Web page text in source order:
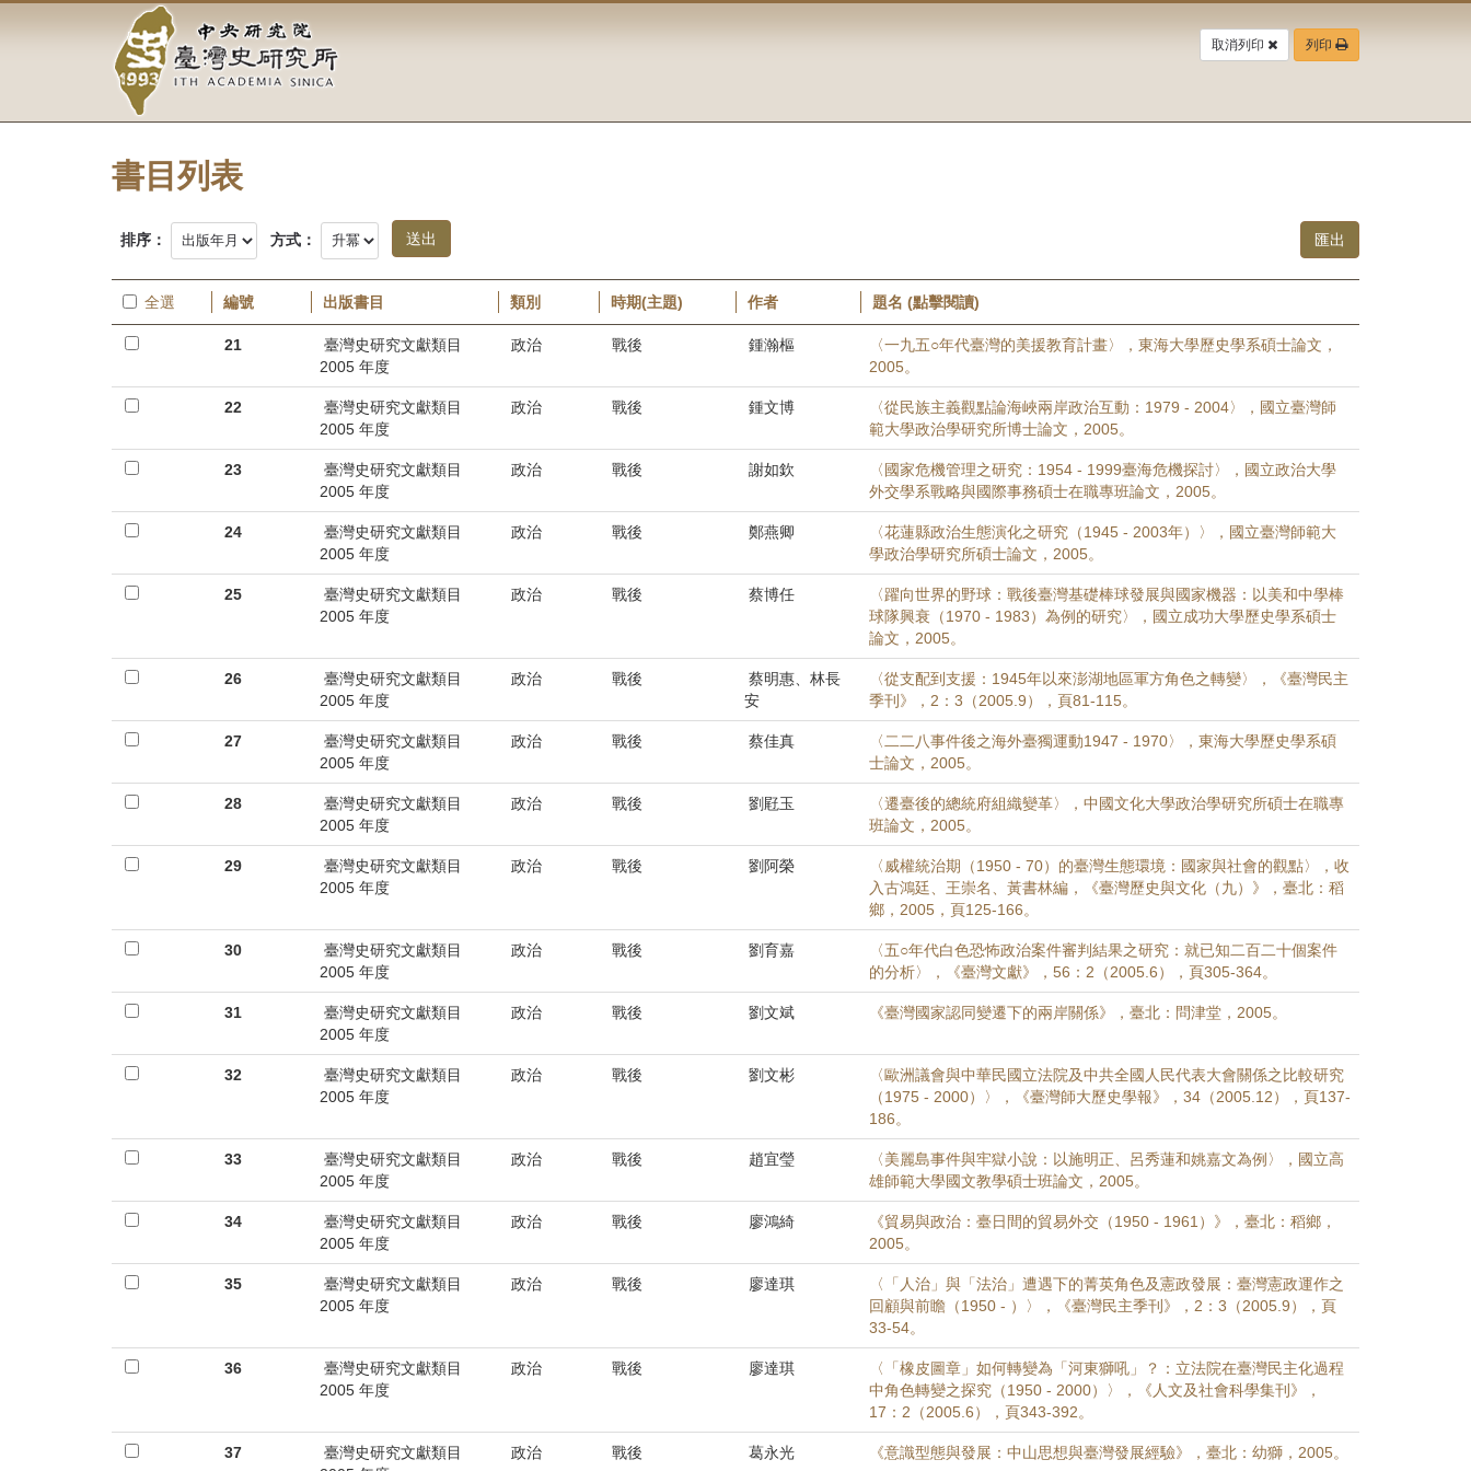
容
中
央
研
究
院-
臺
灣
史
研
究
所-
頁
取消列印 列印
書目列表
排序： 方式：
全選 編號 出版書目 類別 時期(主題) 作者 題名 (點擊閱讀)
21
臺灣史研究文獻類目
2005 年度
政治 戰後 鍾瀚樞
〈一九五○年代臺灣的美援教育計畫〉，東海大學歷史學系碩士論文，
2005。
22
臺灣史研究文獻類目
2005 年度
政治 戰後 鍾文博
〈從民族主義觀點論海峽兩岸政治互動：1979 - 2004〉，國立臺灣師
範大學政治學研究所博士論文，2005。
23
臺灣史研究文獻類目
2005 年度
政治 戰後 謝如欽
〈國家危機管理之研究：1954 - 1999臺海危機探討〉，國立政治大學
外交學系戰略與國際事務碩士在職專班論文，2005。
24
臺灣史研究文獻類目
2005 年度
政治 戰後 鄭燕卿
〈花蓮縣政治生態演化之研究（1945 - 2003年）〉，國立臺灣師範大
學政治學研究所碩士論文，2005。
25
臺灣史研究文獻類目
2005 年度
政治 戰後 蔡博任
〈躍向世界的野球：戰後臺灣基礎棒球發展與國家機器：以美和中學棒
球隊興衰（1970 - 1983）為例的研究〉，國立成功大學歷史學系碩士
論文，2005。
26
臺灣史研究文獻類目
2005 年度
政治 戰後
蔡明惠、林長
安
〈從支配到支援：1945年以來澎湖地區軍方角色之轉變〉，《臺灣民主
季刊》，2：3（2005.9），頁81-115。
27
臺灣史研究文獻類目
2005 年度
政治 戰後 蔡佳真
〈二二八事件後之海外臺獨運動1947 - 1970〉，東海大學歷史學系碩
士論文，2005。
28
臺灣史研究文獻類目
2005 年度
政治 戰後 劉屘玉
〈遷臺後的總統府組織變革〉，中國文化大學政治學研究所碩士在職專
班論文，2005。
29
臺灣史研究文獻類目
2005 年度
政治 戰後 劉阿榮
〈威權統治期（1950 - 70）的臺灣生態環境：國家與社會的觀點〉，收
入古鴻廷、王崇名、黃書林編，《臺灣歷史與文化（九）》，臺北：稻
鄉，2005，頁125-166。
30
臺灣史研究文獻類目
2005 年度
政治 戰後 劉育嘉
〈五○年代白色恐怖政治案件審判結果之研究：就已知二百二十個案件
的分析〉，《臺灣文獻》，56：2（2005.6），頁305-364。
31
臺灣史研究文獻類目
2005 年度
政治 戰後 劉文斌 《臺灣國家認同變遷下的兩岸關係》，臺北：問津堂，2005。
32
臺灣史研究文獻類目
2005 年度
政治 戰後 劉文彬
〈歐洲議會與中華民國立法院及中共全國人民代表大會關係之比較研究
（1975 - 2000）〉，《臺灣師大歷史學報》，34（2005.12），頁137-
186。
33
臺灣史研究文獻類目
2005 年度
政治 戰後 趙宜瑩
〈美麗島事件與牢獄小說：以施明正、呂秀蓮和姚嘉文為例〉，國立高
雄師範大學國文教學碩士班論文，2005。
34
臺灣史研究文獻類目
2005 年度
政治 戰後 廖鴻綺
《貿易與政治：臺日間的貿易外交（1950 - 1961）》，臺北：稻鄉，
2005。
35
臺灣史研究文獻類目
2005 年度
政治 戰後 廖達琪
〈「人治」與「法治」遭遇下的菁英角色及憲政發展：臺灣憲政運作之
回顧與前瞻（1950 - ）〉，《臺灣民主季刊》，2：3（2005.9），頁
33-54。
36
臺灣史研究文獻類目
2005 年度
政治 戰後 廖達琪
〈「橡皮圖章」如何轉變為「河東獅吼」？：立法院在臺灣民主化過程
中角色轉變之探究（1950 - 2000）〉，《人文及社會科學集刊》，
17：2（2005.6），頁343-392。
37
臺灣史研究文獻類目
政治 戰後 葛永光 《意識型態與發展：中山思想與臺灣發展經驗》，臺北：幼獅，2005。